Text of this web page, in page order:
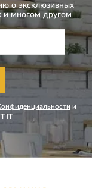
о эксклюзивных
и многом другом
и
IT